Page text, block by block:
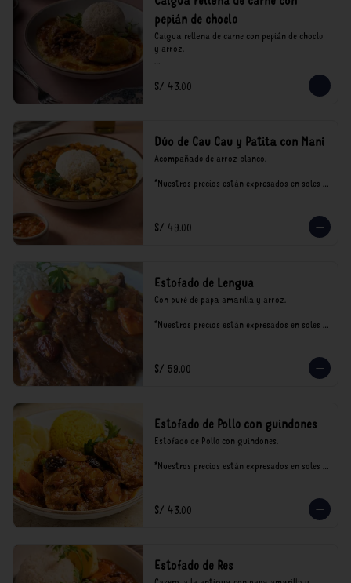
pepián de choclo
Caigua rellena de carne con pepián de choclo
y arroz.
*Nuestros precios están expresados en soles e
incluyen impuestos de ley y recargo al
S/ 43.00
Dúo de Cau Cau y Patita con Maní
Acompañado de arroz blanco.
*Nuestros precios están expresados en soles e
S/ 49.00
Estofado de Lengua
Con puré de papa amarilla y arroz.
*Nuestros precios están expresados en soles e
S/ 59.00
Estofado de Pollo con guindones
Estofado de Pollo con guindones.
*Nuestros precios están expresados en soles e
S/ 43.00
Estofado de Res